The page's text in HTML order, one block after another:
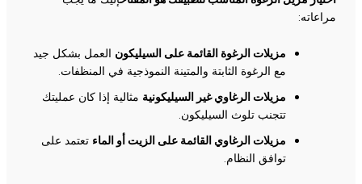
مراعاته:
مزيلات الرغوة القائمة على السيليكون العمل بشكل جيد
مع الرغوة الثابتة والمتينة النموذجية في المنظفات.
مزيلات الرغاوي غير السيليكونية مثالية إذا كان عمليتك
تتجنب تلوث السيليكون.
مزيلات الرغاوي القائمة على الزيت أو الماء تعتمد على
توافق النظام.